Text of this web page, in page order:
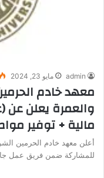
admin مايو 23, 2024
معهد خادم
والعمرة يعلن
مالية + توفير
أعلن معهد خادم الحرمين
للمشاركة ضمن فريق عمل